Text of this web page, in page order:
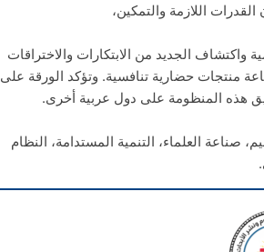
اللازمة والتمكين،
واكتشاف الجديد من الابتكارات والاختراقات
منتجات حضارية تنافسية. وتؤكد الورقة على
هذه المنظومة على دول عربية أخرى.
صناعة العلماء، التنمية المستدامة، النظام